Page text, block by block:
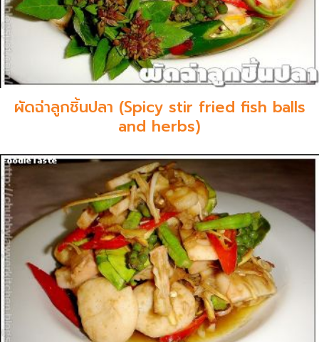
ผัดฉ่าลูกชิ้นปลา (Spicy stir fried fish balls
and herbs)